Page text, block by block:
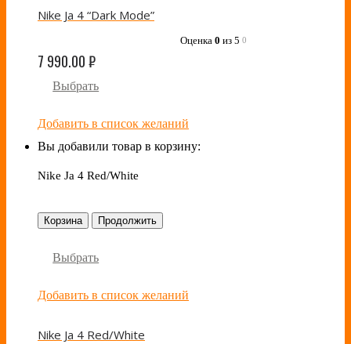
Nike Ja 4 “Dark Mode”
Оценка 0 из 5 0
7 990.00₽
Выбрать
Добавить в список желаний
Вы добавили товар в корзину:
Nike Ja 4 Red/White
Корзина Продолжить
Выбрать
Добавить в список желаний
Nike Ja 4 Red/White